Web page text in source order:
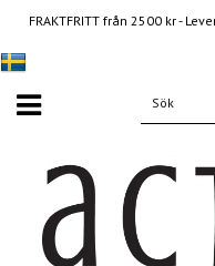
FRAKTFRITT från 2500 kr -